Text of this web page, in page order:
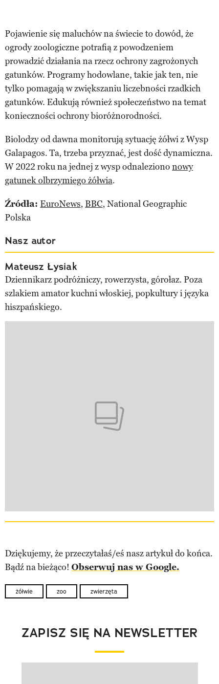
Pojawienie się maluchów na świecie to dowód, że
ogrody zoologiczne potrafią z powodzeniem
prowadzić działania na rzecz ochrony zagrożonych
gatunków. Programy hodowlane, takie jak ten, nie
tylko pomagają w zwiększaniu liczebności rzadkich
gatunków. Edukują również społeczeństwo na temat
konieczności ochrony bioróżnorodności.
Biolodzy od dawna monitorują sytuację żółwi z Wysp
Galapagos. Ta, trzeba przyznać, jest dość dynamiczna.
W 2022 roku na jednej z wysp odnaleziono nowy
gatunek olbrzymiego żółwia.
Źródła: EuroNews, BBC, National Geographic
Polska
Nasz autor
Mateusz Łysiak
Dziennikarz podróżniczy, rowerzysta, górołaz. Poza
szlakiem amator kuchni włoskiej, popkultury i języka
hiszpańskiego.
Dziękujemy, że przeczytałaś/eś nasz artykuł do końca.
Bądź na bieżąco! Obserwuj nas w Google.
żółwie zoo zwierzęta
ZAPISZ SIĘ NA NEWSLETTER